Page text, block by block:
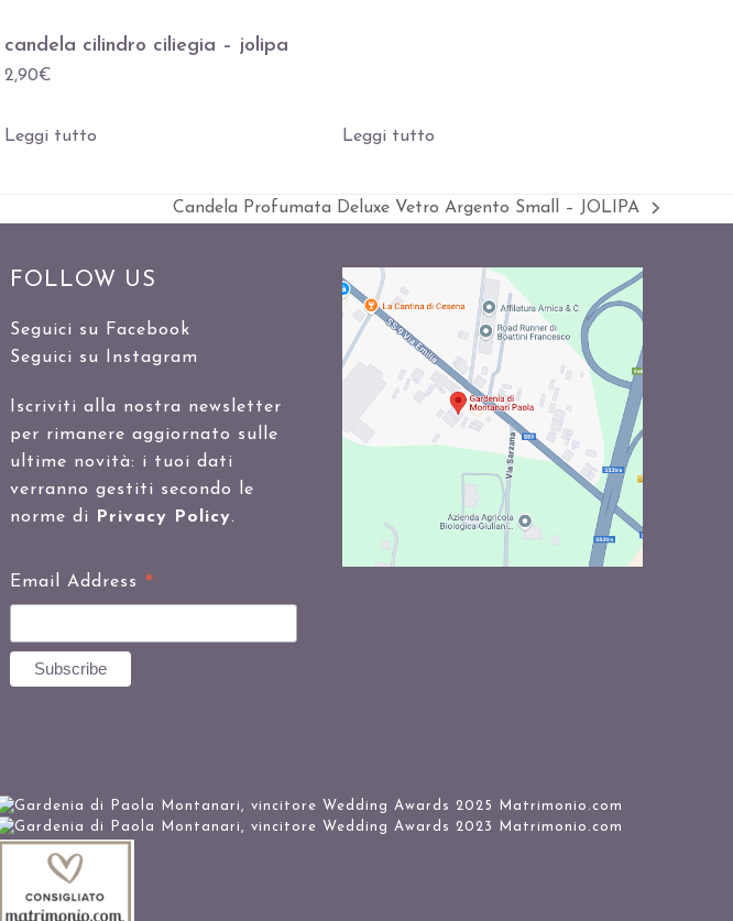
candela cilindro ciliegia – jolipa
2,90€
Leggi tutto Leggi tutto
visualizza
Candela Profumata Deluxe Vetro Argento Small – JOLIPA
FOLLOW US
Seguici su Facebook
Seguici su Instagram
Iscriviti alla nostra newsletter
per rimanere aggiornato sulle
ultime novità: i tuoi dati
verranno gestiti secondo le
norme di
Privacy Policy.
Email Address *